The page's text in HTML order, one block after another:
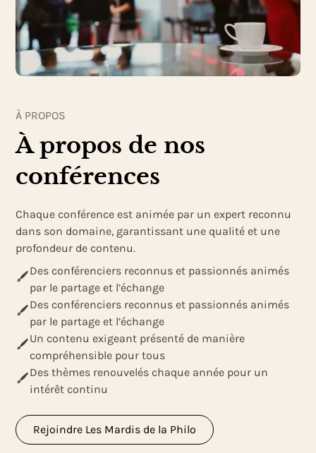
À PROPOS
À propos de nos
conférences
Chaque conférence est animée par un expert reconnu
dans son domaine, garantissant une qualité et une
profondeur de contenu.
Des conférenciers reconnus et passionnés animés
par le partage et l’échange
Des conférenciers reconnus et passionnés animés
par le partage et l’échange
Un contenu exigeant présenté de manière
compréhensible pour tous
Des thèmes renouvelés chaque année pour un
intérêt continu
Rejoindre Les Mardis de la Philo